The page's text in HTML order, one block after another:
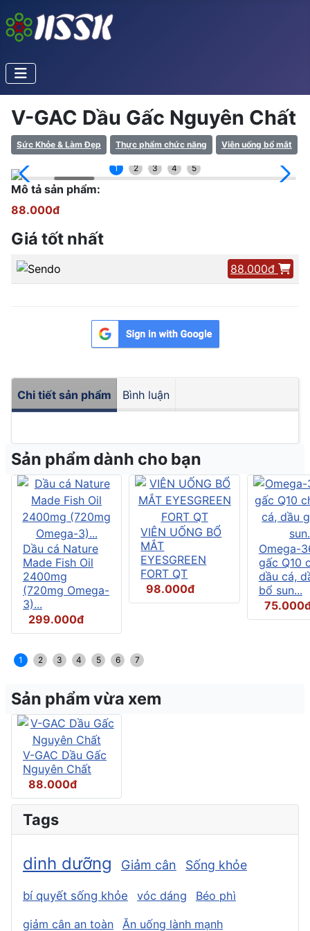
V-GAC Dầu Gấc Nguyên Chất
Sức Khỏe & Làm Đẹp Thực phẩm chức năng Viên uống bổ mắt
1 2 3 4 5
Mô tả sản phẩm:
88.000đ
Giá tốt nhất
88.000đ
Chi tiết sản phẩm Bình luận
Sản phẩm dành cho bạn
Dầu cá Nature
Made Fish Oil
2400mg
(720mg Omega-
3)...
299.000đ
VIÊN UỐNG BỔ
MẮT
EYESGREEN
FORT QT
98.000đ
Omega-
gấc Q10
dầu cá,
bổ sun...
1 2 3 4 5 6 7
Sản phẩm vừa xem
V-GAC Dầu Gấc
Nguyên Chất
88.000đ
Tags
dinh dưỡng Giảm cân Sống khỏe
bí quyết sống khỏe vóc dáng Béo phì
giảm cân an toàn
Ăn uống lành mạnh